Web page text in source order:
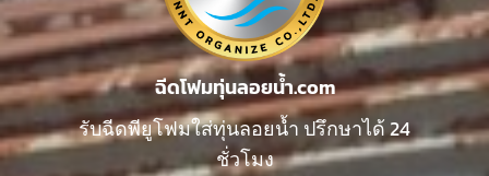
ฉีดโฟมทุ่นลอยน้ำ.com
รับฉีดพียูโฟมใส่ทุ่นลอยน้ำ ปรึกษาได้ 24
ชั่วโมง